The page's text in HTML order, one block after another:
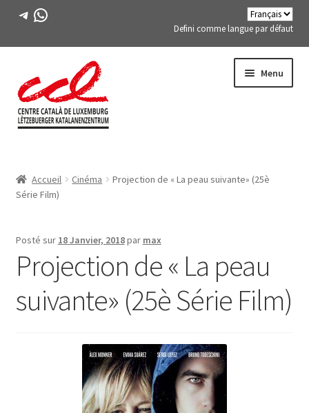
Télégramme
WhatsApp
Defini comme langue par défaut
la
navigation
au
contenu
Menu
ACTIVITÉS
MEMBRES DE FES-TE
LIVRE
Accueil Cinéma
Projection de « La peau suivante» (25è
Série Film)
Posté sur 18 Janvier, 2018par max
Projection de « La peau
suivante» (25è Série Film)